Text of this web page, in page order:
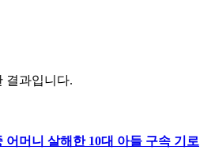
결과입니다.
어머니 살해한 10대 아들 구속 기로